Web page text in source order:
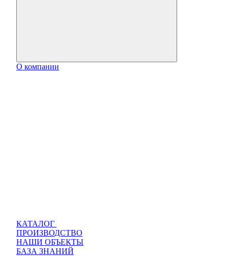
О компании
КАТАЛОГ
ПРОИЗВОДСТВО
НАШИ ОБЪЕКТЫ
БАЗА ЗНАНИЙ